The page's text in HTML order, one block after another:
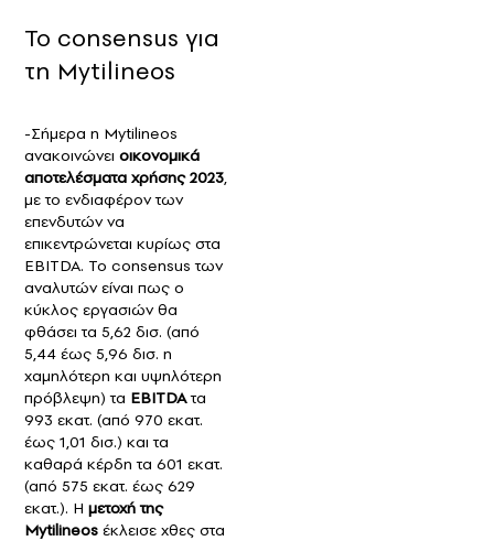
Το consensus για
τη Mytilineos
-Σήμερα η Mytilineos
ανακοινώνει οικονομικά
αποτελέσματα χρήσης 2023,
με το ενδιαφέρον των
επενδυτών να
επικεντρώνεται κυρίως στα
EBITDA. Το consensus των
αναλυτών είναι πως ο
κύκλος εργασιών θα
φθάσει τα 5,62 δισ. (από
5,44 έως 5,96 δισ. η
χαμηλότερη και υψηλότερη
πρόβλεψη) τα EBITDAτα
993 εκατ. (από 970 εκατ.
έως 1,01 δισ.) και τα
καθαρά κέρδη τα 601 εκατ.
(από 575 εκατ. έως 629
εκατ.). Η μετοχή της
Mytilineos έκλεισε χθες στα